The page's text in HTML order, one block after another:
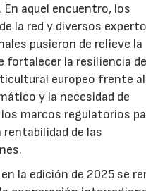
En aquel encuentro, los
la red y diversos
pusieron de relieve la
fortalecer la resiliencia
europeo frente al
y la necesidad de
marcos regulatorios
rentabilidad de las
la edición de 2025 se